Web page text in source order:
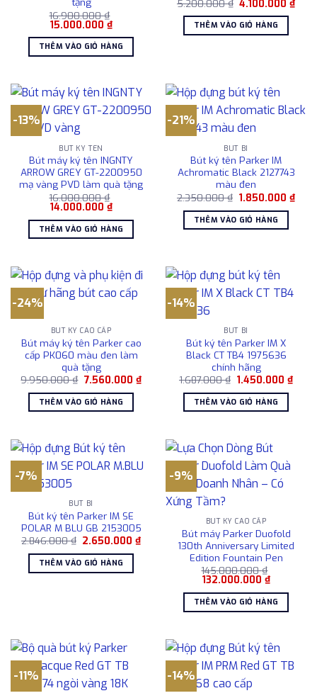
16.900.000₫
Giá
là:
16.900.000 ₫.
15.000.000 ₫Giá
hiện
tại
là:
15.000.000 ₫.
THÊM VÀO GIỎ HÀNG
5.200.000₫
là:
5.200.000 ₫.
4.100.000₫
hiện
THÊM VÀO GIỎ HÀNG
-13%
BÚT KÝ TÊN
Bút máy ký tên INGNTY
ARROW GREY GT-2200950
mạ vàng PVD làm quà tặng
16.000.000₫
Giá
là:
16.000.000 ₫.
14.000.000 ₫Giá
hiện
tại
là:
14.000.000 ₫.
THÊM VÀO GIỎ HÀNG
-21%
BÚT BI
Bút ký tên Parker IM
Achromatic Black 2127743
màu đen
2.350.000₫ Giá
là:
2.350.000 ₫.
1.850.000₫Giá
hiện
THÊM VÀO GIỎ HÀNG
-24%
BÚT KÝ CAO CẤP
Bút máy ký tên Parker cao
cấp PK060 màu đen làm
quà tặng
9.950.000₫ Giá
là:
9.950.000 ₫.
7.560.000 ₫Giá
hiện
7.560.000 ₫.
THÊM VÀO GIỎ HÀNG
-14%
BÚT BI
Bút ký tên Parker IM X
Black CT TB4 1975636
chính hãng
1.687.000₫ Giá
là:
1.687.000 ₫.
1.450.000₫Giá
hiện
THÊM VÀO GIỎ HÀNG
-7%
BÚT BI
Bút ký tên Parker IM SE
POLAR M BLU GB 2153005
2.846.000₫ Giá
là:
2.846.000 ₫.
2.650.000₫Giá
THÊM VÀO GIỎ HÀNG
-9%
BÚT KÝ CAO CẤP
Bút máy Parker Duofold
130th Anniversary Limited
Edition Fountain Pen
145.000.000₫
Giá
là:
145.000.000 ₫.
132.000.000 ₫Giá
tại
là:
THÊM VÀO GIỎ HÀNG
-11% -14%